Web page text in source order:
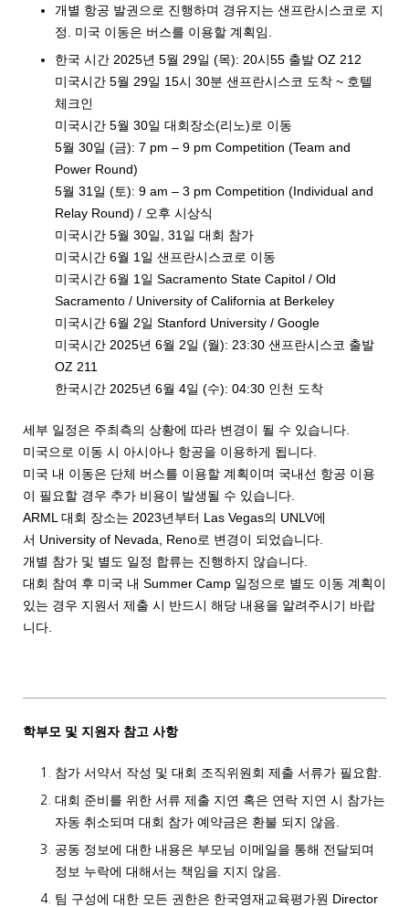
개별 항공 발권으로 진행하며 경유지는 샌프란시스코로 지
정. 미국 이동은 버스를 이용할 계획임.
한국 시간 2025년 5월 29일 (목): 20시55 출발 OZ 212
미국시간 5월 29일 15시 30분 샌프란시스코 도착 ~ 호텔
체크인
미국시간 5월 30일 대회장소(리노)로 이동
5월 30일 (금): 7 pm – 9 pm Competition (Team and
Power Round)
5월 31일 (토): 9 am – 3 pm Competition (Individual and
Relay Round) / 오후 시상식
미국시간 5월 30일, 31일 대회 참가
미국시간 6월 1일 샌프란시스코로 이동
미국시간 6월 1일 Sacramento State Capitol / Old
Sacramento / University of California at Berkeley
미국시간 6월 2일 Stanford University / Google
미국시간 2025년 6월 2일 (월): 23:30 샌프란시스코 출발
OZ 211
한국시간 2025년 6월 4일 (수): 04:30 인천 도착
세부 일정은 주최측의 상황에 따라 변경이 될 수 있습니다.
미국으로 이동 시 아시아나 항공을 이용하게 됩니다.
미국 내 이동은 단체 버스를 이용할 계획이며 국내선 항공 이용
이 필요할 경우 추가 비용이 발생될 수 있습니다.
ARML 대회 장소는 2023년부터 Las Vegas의 UNLV에
서 University of Nevada, Reno로 변경이 되었습니다.
개별 참가 및 별도 일정 합류는 진행하지 않습니다.
대회 참여 후 미국 내 Summer Camp 일정으로 별도 이동 계획이
있는 경우 지원서 제출 시 반드시 해당 내용을 알려주시기 바랍
니다.
학부모 및 지원자 참고 사항
참가 서약서 작성 및 대회 조직위원회 제출 서류가 필요함.
대회 준비를 위한 서류 제출 지연 혹은 연락 지연 시 참가는
자동 취소되며 대회 참가 예약금은 환불 되지 않음.
공동 정보에 대한 내용은 부모님 이메일을 통해 전달되며
정보 누락에 대해서는 책임을 지지 않음.
팀 구성에 대한 모든 권한은 한국영재교육평가원 Director